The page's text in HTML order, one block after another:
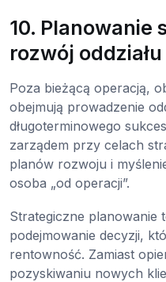
10. Planowanie
rozwój oddziału
Poza bieżącą operacją,
obejmują prowadzenie
długoterminowego
zarządem przy celach
planów rozwoju i
osoba „od operacji”.
Strategiczne planowanie
podejmowanie decyzji,
rentowność. Zamiast
pozyskiwaniu nowych